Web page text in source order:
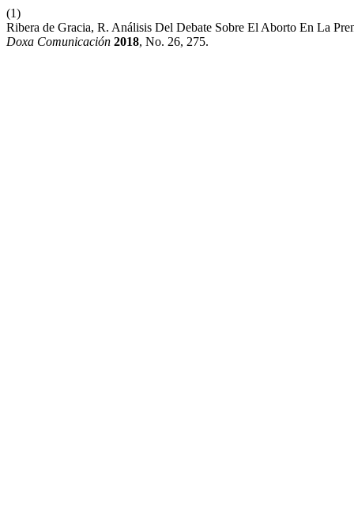
(1)
Ribera de Gracia, R. Análisis Del Debate Sobre El Aborto En La
Doxa Comunicación 2018, No. 26, 275.